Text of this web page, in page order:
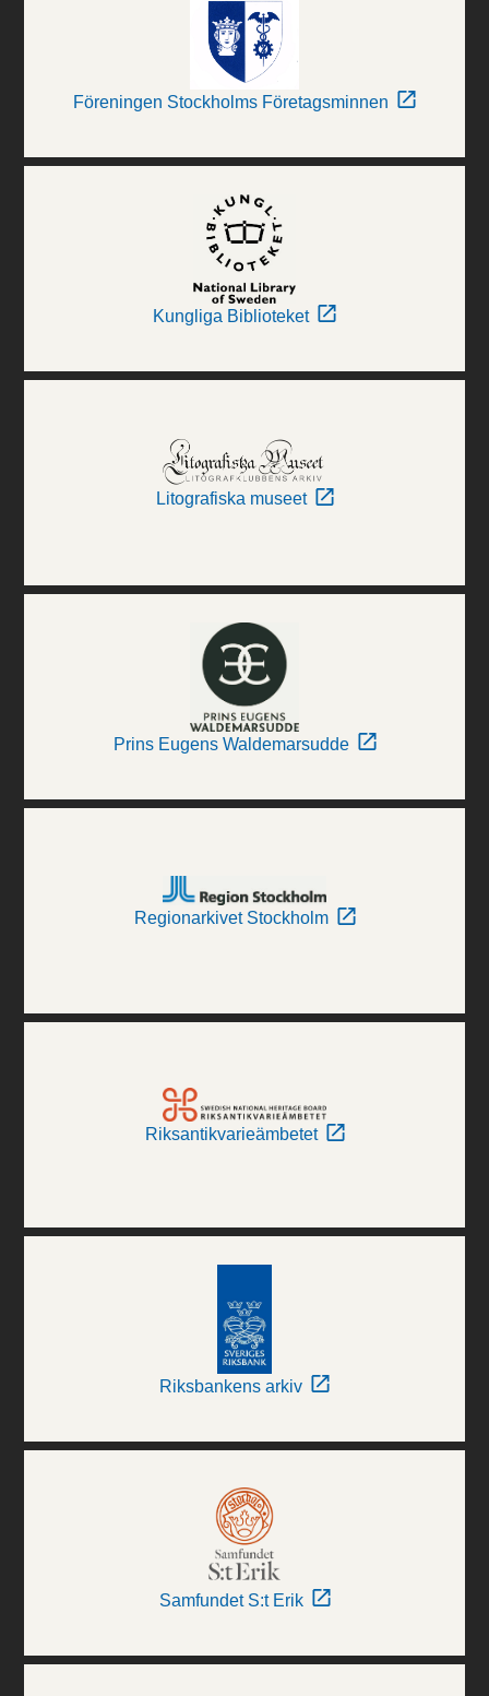
Föreningen Stockholms Företagsminnen
Kungliga Biblioteket
Litografiska museet
Prins Eugens Waldemarsudde
Regionarkivet Stockholm
Riksantikvarieämbetet
Riksbankens arkiv
Samfundet S:t Erik